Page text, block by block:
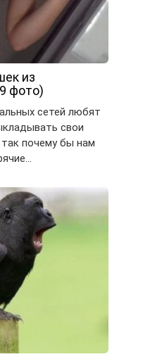
из
фото)
сетей любят
свои
почему бы нам